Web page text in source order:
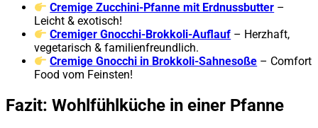
Cremige Zucchini-Pfanne mit Erdnussbutter –
Leicht & exotisch!
Cremiger Gnocchi-Brokkoli-Auflauf – Herzhaft,
vegetarisch & familienfreundlich.
Cremige Gnocchi in Brokkoli-Sahnesoße – Comfort
Food vom Feinsten!
Fazit: Wohlfühlküche in einer Pfanne